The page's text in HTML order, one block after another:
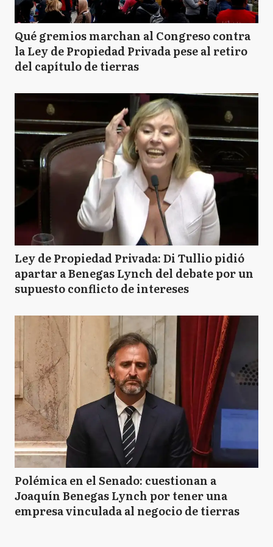
Qué gremios marchan al Congreso contra
la Ley de Propiedad Privada pese al retiro
del capítulo de tierras
Ley de Propiedad Privada: Di Tullio pidió
apartar a Benegas Lynch del debate por un
supuesto conflicto de intereses
Polémica en el Senado: cuestionan a
Joaquín Benegas Lynch por tener una
empresa vinculada al negocio de tierras